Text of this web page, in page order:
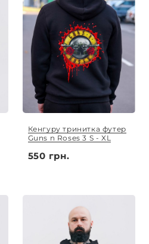
Кенгуру тринитка футер
Guns n Roses 3 S - XL
550 грн.